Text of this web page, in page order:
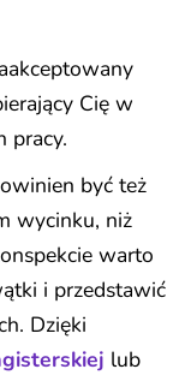
Cię w
pracy.
być też
wycinku, niż
warto
i przedstawić
Dzięki
lub